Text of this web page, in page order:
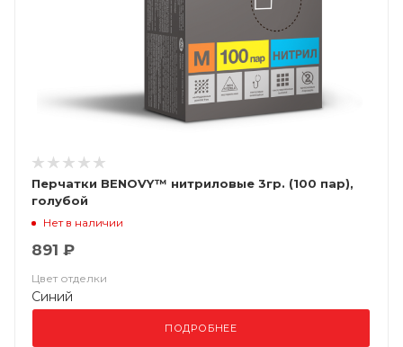
Перчатки BENOVY™ нитриловые 3гр. (100 пар),
голубой
Нет в наличии
891 ₽
Цвет отделки
Синий
ПОДРОБНЕЕ